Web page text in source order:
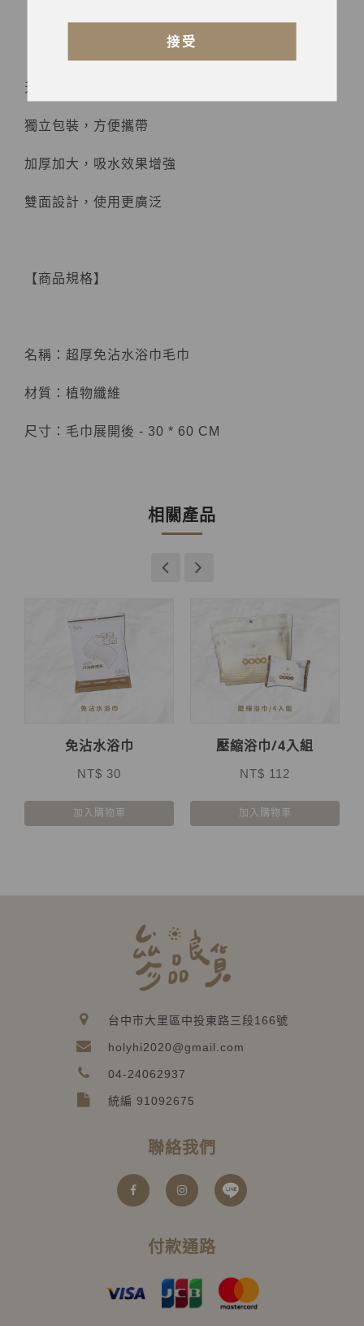
天然植物纖維，柔軟親膚
獨立包裝，方便攜帶
加厚加大，吸水效果增強
雙面設計，使用更廣泛
【商品規格】
名稱：超厚免沾水浴巾毛巾
材質：植物纖維
尺寸：毛巾展開後 - 30 * 60 CM
相關產品
免沾水浴巾
NT$ 30
加入購物車
壓縮浴巾/4入組
NT$ 112
加入購物車
台中市大里區中投東路三段166號
holyhi2020@gmail.com
04-24062937
統編 91092675
聯絡我們
付款通路
接受